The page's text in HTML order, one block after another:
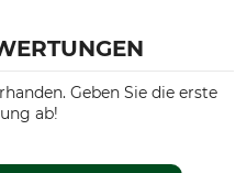
Geben Sie die erste
ab!